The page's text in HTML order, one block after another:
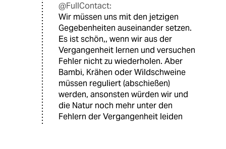
@FullContact:
Wir müssen uns mit den jetzigen
Gegebenheiten auseinander setzen.
Es ist schön,, wenn wir aus der
Vergangenheit lernen und versuchen
Fehler nicht zu wiederholen. Aber
Bambi, Krähen oder Wildschweine
müssen reguliert (abschießen)
werden, ansonsten würden wir und
die Natur noch mehr unter den
Fehlern der Vergangenheit leiden